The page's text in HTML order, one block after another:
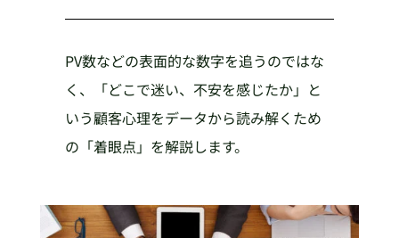
PV数などの表面的な数字を追うのではな
く、「どこで迷い、不安を感じたか」と
いう顧客心理をデータから読み解くため
の「着眼点」を解説します。